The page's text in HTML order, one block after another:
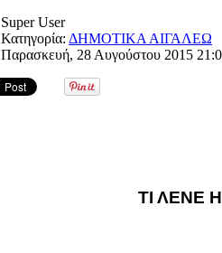
Super User
Κατηγορία: ΔΗΜΟΤΙΚΑ ΑΙΓΑΛΕΩ
Παρασκευή, 28 Αυγούστου 2015
ΤΙ ΛΕΝΕ